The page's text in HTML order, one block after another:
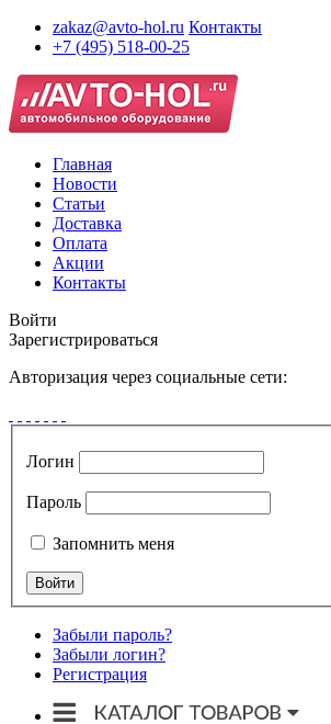
zakaz@avto-hol.ru Контакты
+7 (495) 518-00-25
Главная
Новости
Статьи
Доставка
Оплата
Акции
Контакты
Войти
Зарегистрироваться
Авторизация через социальные сети:
Логин
Пароль
Запомнить меня
Забыли пароль?
Забыли логин?
Регистрация